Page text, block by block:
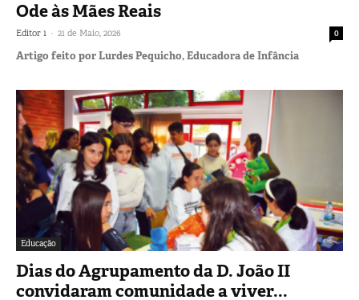
Ode às Mães Reais
Editor 1 - 21 de Maio, 2026 0
Artigo feito por Lurdes Pequicho, Educadora de Infância
Educação
Dias do Agrupamento da D. João II
convidaram comunidade a viver...